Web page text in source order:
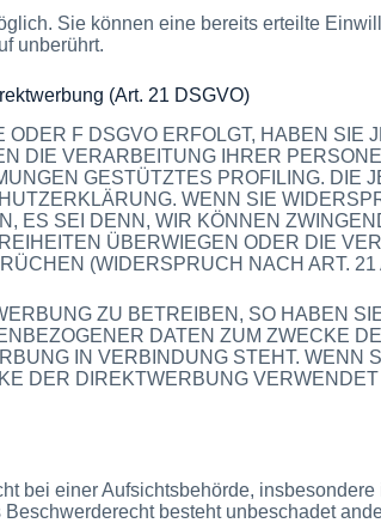
Sie können eine bereits erteilte
unberührt.
(Art. 21 DSGVO)
F DSGVO ERFOLGT, HABEN SIE
DIE VERARBEITUNG IHRER
GESTÜTZTES PROFILING. DIE
WENN SIE
ES SEI DENN, WIR KÖNNEN
ÜBERWIEGEN ODER DIE
(WIDERSPRUCH NACH ART. 21
ZU BETREIBEN, SO HABEN
DATEN ZUM ZWECKE
IN VERBINDUNG STEHT. WENN
DER DIREKTWERBUNG
bei einer Aufsichtsbehörde,
besteht unbeschadet